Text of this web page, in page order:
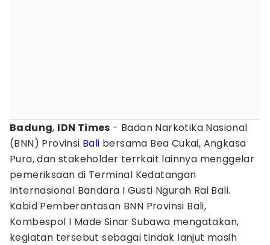
Badung, IDN Times - Badan Narkotika Nasional
(BNN) Provinsi Bali bersama Bea Cukai, Angkasa
Pura, dan stakeholder terrkait lainnya menggelar
pemeriksaan di Terminal Kedatangan
Internasional Bandara I Gusti Ngurah Rai Bali.
Kabid Pemberantasan BNN Provinsi Bali,
Kombespol I Made Sinar Subawa mengatakan,
kegiatan tersebut sebagai tindak lanjut masih